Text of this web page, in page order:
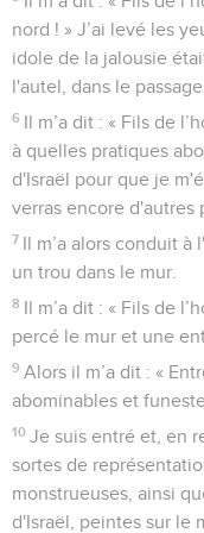
nord ! » J’ai levé les
idole de la jalousie
l'autel, dans le passage.
6 Il m’a dit : « Fils de
à quelles pratiques
d'Israël pour que je
verras encore d'autres
7 Il m’a alors conduit à
un trou dans le mur.
8 Il m’a dit : « Fils de
percé le mur et une
9 Alors il m’a dit : «
abominables et
10 Je suis entré et, en
sortes de
monstrueuses, ainsi
d'Israël, peintes sur le